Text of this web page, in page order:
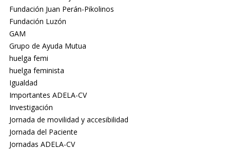
Fundación Juan Perán-Pikolinos
Fundación Luzón
GAM
Grupo de Ayuda Mutua
huelga femi
huelga feminista
Igualdad
Importantes ADELA-CV
Investigación
Jornada de movilidad y accesibilidad
Jornada del Paciente
Jornadas ADELA-CV